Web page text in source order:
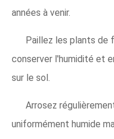
années à venir.
Paillez les plants de
conserver l'humidité et
sur le sol.
Arrosez
uniformément humide